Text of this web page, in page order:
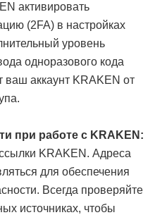
активировать
(2FA) в настройках
уровень
одноразового кода
ваш аккаунт KRAKEN от
при работе с KRAKEN:
KRAKEN. Адреса
для обеспечения
Всегда проверяйте
источниках, чтобы